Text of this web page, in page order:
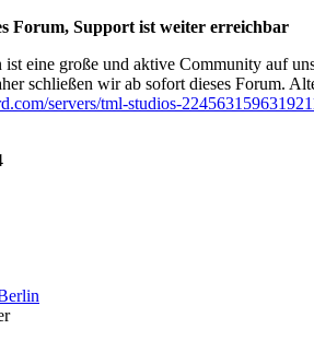
Forum, Support ist weiter erreichbar
ist eine große und aktive Community auf
schließen wir ab sofort dieses Forum.
servers/tml-studios-